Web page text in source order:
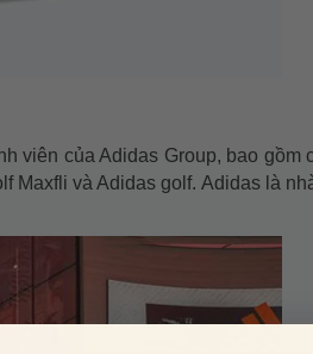
viên của Adidas Group, bao gồm
Maxfli và Adidas golf. Adidas là